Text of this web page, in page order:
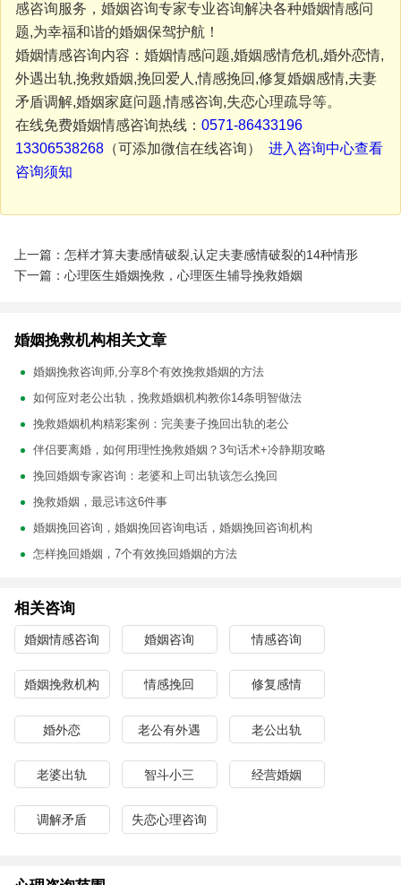
感咨询服务，婚姻咨询专家专业咨询解决各种婚姻情感问
题,为幸福和谐的婚姻保驾护航！
婚姻情感咨询内容：婚姻情感问题,婚姻感情危机,婚外恋情,
外遇出轨,挽救婚姻,挽回爱人,情感挽回,修复婚姻感情,夫妻
矛盾调解,婚姻家庭问题,情感咨询,失恋心理疏导等。
在线免费婚姻情感咨询热线： 0571-86433196
13306538268（可添加微信在线咨询） 进入咨询中心查看
咨询须知
上一篇：怎样才算夫妻感情破裂,认定夫妻感情破裂的14种情形
下一篇：心理医生婚姻挽救，心理医生辅导挽救婚姻
婚姻挽救机构相关文章
婚姻挽救咨询师,分享8个有效挽救婚姻的方法
如何应对老公出轨，挽救婚姻机构教你14条明智做法
挽救婚姻机构精彩案例：完美妻子挽回出轨的老公
伴侣要离婚，如何用理性挽救婚姻？3句话术+冷静期攻略
挽回婚姻专家咨询：老婆和上司出轨该怎么挽回
挽救婚姻，最忌讳这6件事
婚姻挽回咨询，婚姻挽回咨询电话，婚姻挽回咨询机构
怎样挽回婚姻，7个有效挽回婚姻的方法
相关咨询
婚姻情感咨询 婚姻咨询 情感咨询
婚姻挽救机构 情感挽回 修复感情
婚外恋 老公有外遇 老公出轨
老婆出轨 智斗小三 经营婚姻
调解矛盾 失恋心理咨询